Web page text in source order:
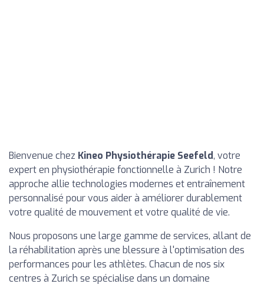
Bienvenue chez Kineo Physiothérapie Seefeld, votre
expert en physiothérapie fonctionnelle à Zurich ! Notre
approche allie technologies modernes et entraînement
personnalisé pour vous aider à améliorer durablement
votre qualité de mouvement et votre qualité de vie.
Nous proposons une large gamme de services, allant de
la réhabilitation après une blessure à l'optimisation des
performances pour les athlètes. Chacun de nos six
centres à Zurich se spécialise dans un domaine